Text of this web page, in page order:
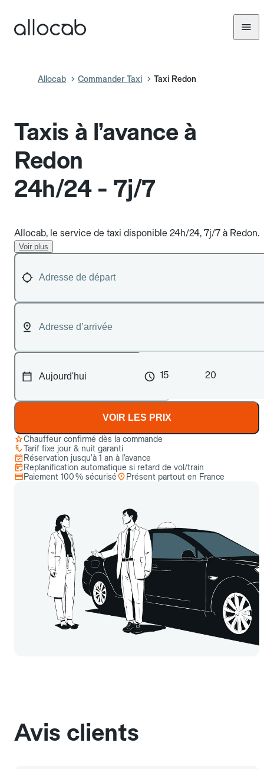
Allocab Commander Taxi Taxi Redon
Taxis à l’avance à
Redon
24h/24 - 7j/7
Allocab, le service de taxi disponible 24h/24, 7j/7 à Redon.
Voir plus
15 20
VOIR LES PRIX
Chauffeur confirmé dès la commande
Tarif fixe jour & nuit garanti
Réservation jusqu’à 1 an à l’avance
Replanification automatique si retard de vol/train
Paiement 100 % sécurisé
Présent partout en France
Avis clients